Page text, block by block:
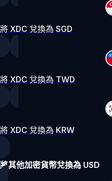
將 XDC 兌換為 SGD
將 XDC 兌換為 TWD
將 XDC 兌換為 KRW
將其他加密貨幣兌換為 USD